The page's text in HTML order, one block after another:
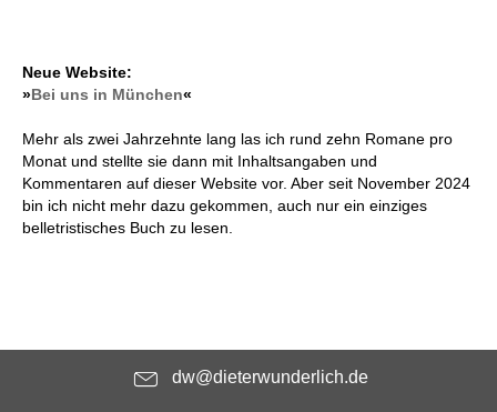
Neue Website:
»Bei uns in München«
Mehr als zwei Jahrzehnte lang las ich rund zehn Romane pro
Monat und stellte sie dann mit Inhaltsangaben und
Kommentaren auf dieser Website vor. Aber seit November 2024
bin ich nicht mehr dazu gekommen, auch nur ein einziges
belletristisches Buch zu lesen.
dw@dieterwunderlich.de